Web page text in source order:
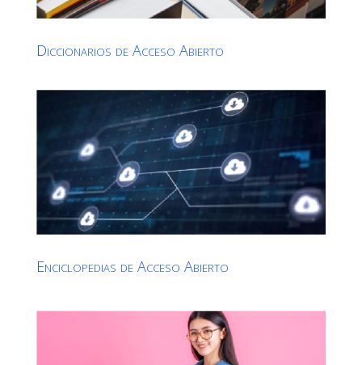
Diccionarios de Acceso Abierto
Enciclopedias de Acceso Abierto